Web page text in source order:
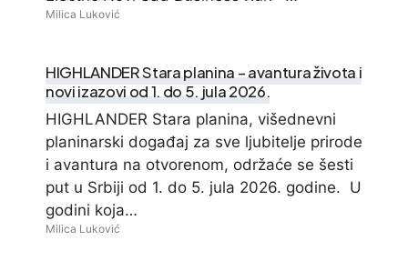
Milica Luković
HIGHLANDER Stara planina – avantura života i
novi izazovi od 1. do 5. jula 2026.
HIGHLANDER Stara planina, višednevni
planinarski događaj za sve ljubitelje prirode
i avantura na otvorenom, održaće se šesti
put u Srbiji od 1. do 5. jula 2026. godine. U
godini koja…
Milica Luković